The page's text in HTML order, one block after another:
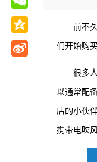
前不
们开始购
很多
以通常配
店的小伙
携带电吹